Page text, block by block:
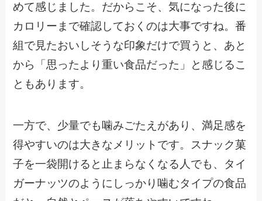
めて感じました。だからこそ、気になった後に
カロリーまで確認しておくのは大事ですね。番
組で見たおいしそうな印象だけで買うと、あと
から「思ったより重い食品だった」と感じるこ
ともあります。
一方で、少量でも噛みごたえがあり、満足感を
得やすいのは大きなメリットです。スナック菓
子を一袋開けると止まらなくなる人でも、タイ
ガーナッツのようにしっかり噛むタイプの食品